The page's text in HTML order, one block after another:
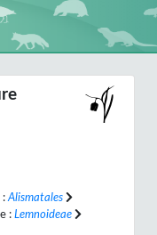
: Alismatales
: Lemnoideae